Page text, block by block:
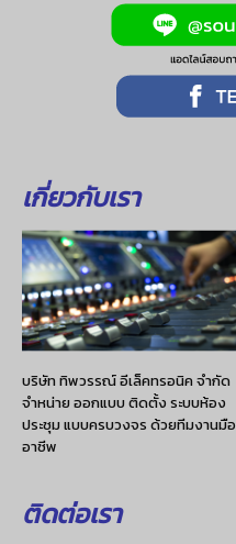
เกี่ยวกับเรา
บริษัท ทิพวรรณ์ อีเล็คทรอนิค จำกัด
จำหน่าย ออกแบบ ติดตั้ง ระบบห้อง
ประชุม แบบครบวงจร ด้วยทีมงานมือ
อาชีพ
ติดต่อเรา